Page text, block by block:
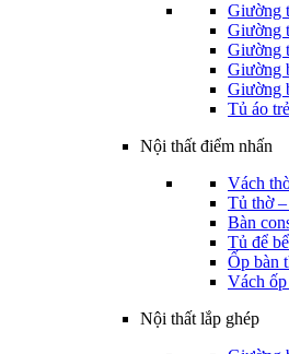
Giường
Giường
Giường
Giường
Giường
Tủ áo
Nội thất điểm nhấn
Vách
Tủ thờ
Bàn
Tủ để
Ốp bàn
Vách
Nội thất lắp ghép